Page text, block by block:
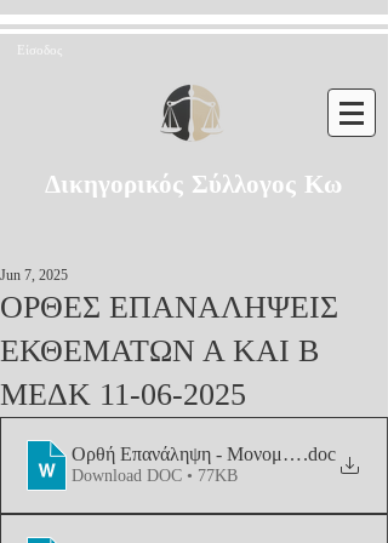
Είσοδος
Δικηγορικός Σύλλογος Κω
ΟΡΘΕΣ ΕΠΑΝΑΛΗΨΕΙΣ
ΕΚΘΕΜΑΤΩΝ Α ΚΑΙ Β
ΜΕΔΚ 11-06-2025
Jun 7, 2025
Ορθή Επανάληψη - Μονομελές.doc
Download DOC • 77KB